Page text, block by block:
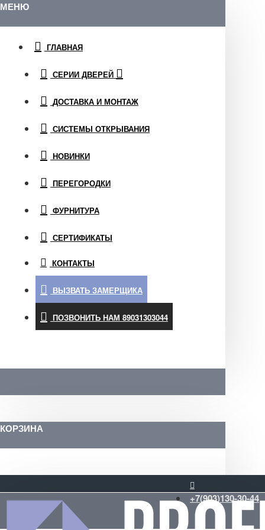
МЕНЮ
ГЛАВНАЯ
СЕРИИ ДВЕРЕЙ
ДОСТАВКА И МОНТАЖ
СИСТЕМЫ ОТКРЫВАНИЯ
НОВИНКИ
ПЕРЕГОРОДКИ
ФУРНИТУРА
СЕРТИФИКАТЫ
КОНТАКТЫ
ВЫЗВАТЬ ЗАМЕРЩИКА
ПОЗВОНИТЬ НАМ 89031303044
КОРЗИНА
+7(903)130-30-44